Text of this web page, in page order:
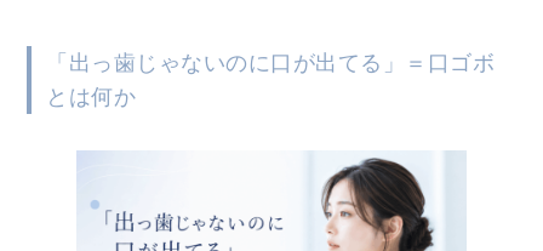
「出っ歯じゃないのに口が出てる」＝口ゴボ
とは何か